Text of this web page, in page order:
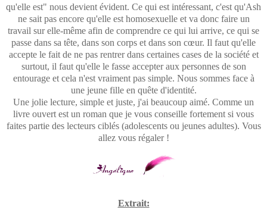
qu'elle est" nous devient évident. Ce qui est intéressant, c'est qu'Ash
ne sait pas encore qu'elle est homosexuelle et va donc faire un
travail sur elle-même afin de comprendre ce qui lui arrive, ce qui se
passe dans sa tête, dans son corps et dans son cœur. Il faut qu'elle
accepte le fait de ne pas rentrer dans certaines cases de la société et
surtout, il faut qu'elle le fasse accepter aux personnes de son
entourage et cela n'est vraiment pas simple. Nous sommes face à
une jeune fille en quête d'identité.
Une jolie lecture, simple et juste, j'ai beaucoup aimé. Comme un
livre ouvert est un roman que je vous conseille fortement si vous
faites partie des lecteurs ciblés (adolescents ou jeunes adultes). Vous
allez vous régaler !
Extrait: